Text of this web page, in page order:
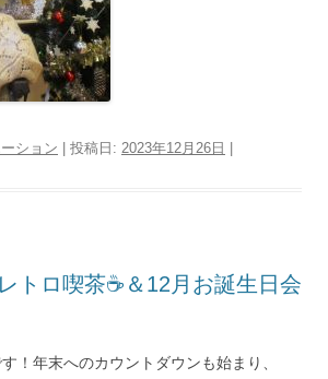
ション | 投稿日: 2023年12月26日
ロ喫茶☕＆12月お誕生日会
！年末へのカウントダウンも始まり、